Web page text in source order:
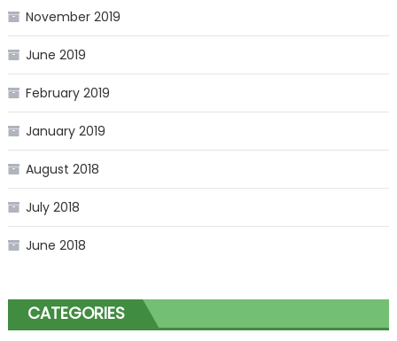
November 2019
June 2019
February 2019
January 2019
August 2018
July 2018
June 2018
CATEGORIES